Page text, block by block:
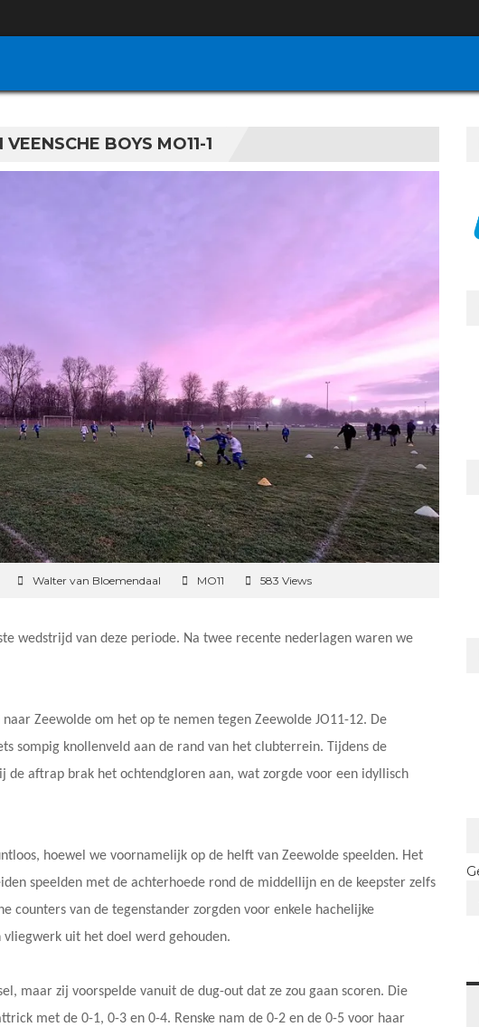
BOYS MO11-1
Walter van Bloemendaal MO11 583 Views
wedstrijd van deze periode. Na twee recente nederlagen waren we
Zeewolde om het op te nemen tegen Zeewolde JO11-12. De
sompig knollenveld aan de rand van het clubterrein. Tijdens de
de aftrap brak het ochtendgloren aan, wat zorgde voor een idyllisch
hoewel we voornamelijk op de helft van Zeewolde speelden. Het
speelden met de achterhoede rond de middellijn en de keepster zelfs
counters van de tegenstander zorgden voor enkele hachelijke
uit het doel werd gehouden.
maar zij voorspelde vanuit de dug-out dat ze zou gaan scoren. Die
met de 0-1, 0-3 en 0-4. Renske nam de 0-2 en de 0-5 voor haar